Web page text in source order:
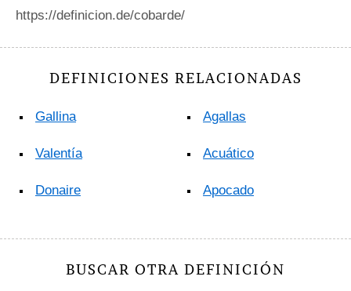
https://definicion.de/cobarde/
DEFINICIONES RELACIONADAS
Gallina
Valentía
Donaire
Agallas
Acuático
Apocado
BUSCAR OTRA DEFINICIÓN